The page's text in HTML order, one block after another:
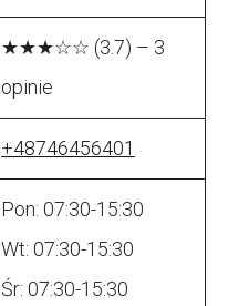
★★★☆☆ (3.7) – 3
opinie
+48746456401
Pon: 07:30-15:30
Wt: 07:30-15:30
Śr: 07:30-15:30